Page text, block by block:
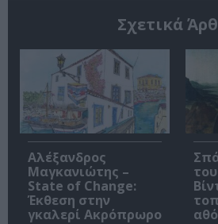
Σχετικά
Αλέξανδρος
Μαγκανιώτης –
State of Change:
Έκθεση στην
γκαλερί Ακρόπρωρο